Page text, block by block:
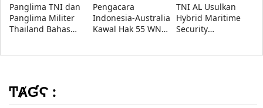
Panglima TNI dan
Panglima Militer
Thailand Bahas
Pengacara
Indonesia-Australia
Kawal Hak 55 WNI
TNI AL Usulkan
Hybrid Maritime
Security
ͲȺƓϚ :